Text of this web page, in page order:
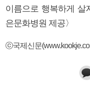
이름으로 행복하게 살
은문화병원 제공〉
ⓒ국제신문